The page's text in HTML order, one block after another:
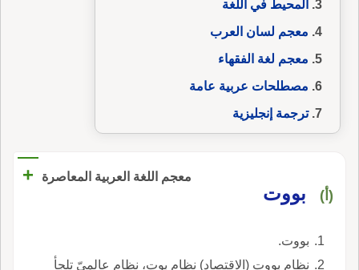
المحيط في اللغة
معجم لسان العرب
معجم لغة الفقهاء
مصطلحات عربية عامة
ترجمة إنجليزية
معجم اللغة العربية المعاصرة +
(أ) بووت
بووت.
نظام بووت (الاقتصاد) نظام بوت، نظام عالميّ تلجأ